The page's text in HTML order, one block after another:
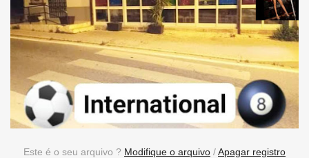
Este é o seu arquivo ? Modifique o arquivo /Apagar registro